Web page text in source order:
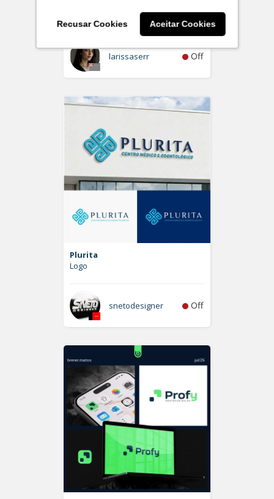
Recusar Cookies Aceitar Cookies
larissaserr Off
Plurita
Logo
snetodesigner Off